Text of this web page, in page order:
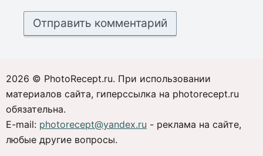
2026 © PhotoRecept.ru. При использовании
материалов сайта, гиперссылка на photorecept.ru
обязательна.
E-mail: photorecept@yandex.ru - реклама на сайте,
любые другие вопросы.